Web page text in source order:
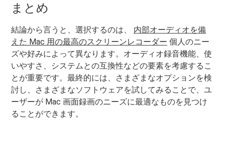
まとめ
結論から言うと、選択するのは、 内部オーディオを備
えた Mac 用の最高のスクリーンレコーダー 個人のニー
ズや好みによって異なります。オーディオ録音機能、使
いやすさ、システムとの互換性などの要素を考慮するこ
とが重要です。最終的には、さまざまなオプションを検
討し、さまざまなソフトウェアを試してみることで、ユ
ーザーが Mac 画面録画のニーズに最適なものを見つけ
ることができます。